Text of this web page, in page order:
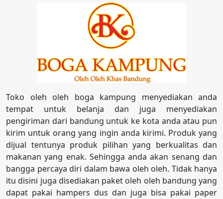
Toko oleh oleh boga kampung menyediakan anda
tempat untuk belanja dan juga menyediakan
pengiriman dari bandung untuk ke kota anda atau pun
kirim untuk orang yang ingin anda kirimi. Produk yang
dijual tentunya produk pilihan yang berkualitas dan
makanan yang enak. Sehingga anda akan senang dan
bangga percaya diri dalam bawa oleh oleh. Tidak hanya
itu disini juga disediakan paket oleh oleh bandung yang
dapat pakai hampers dus dan juga bisa pakai paper